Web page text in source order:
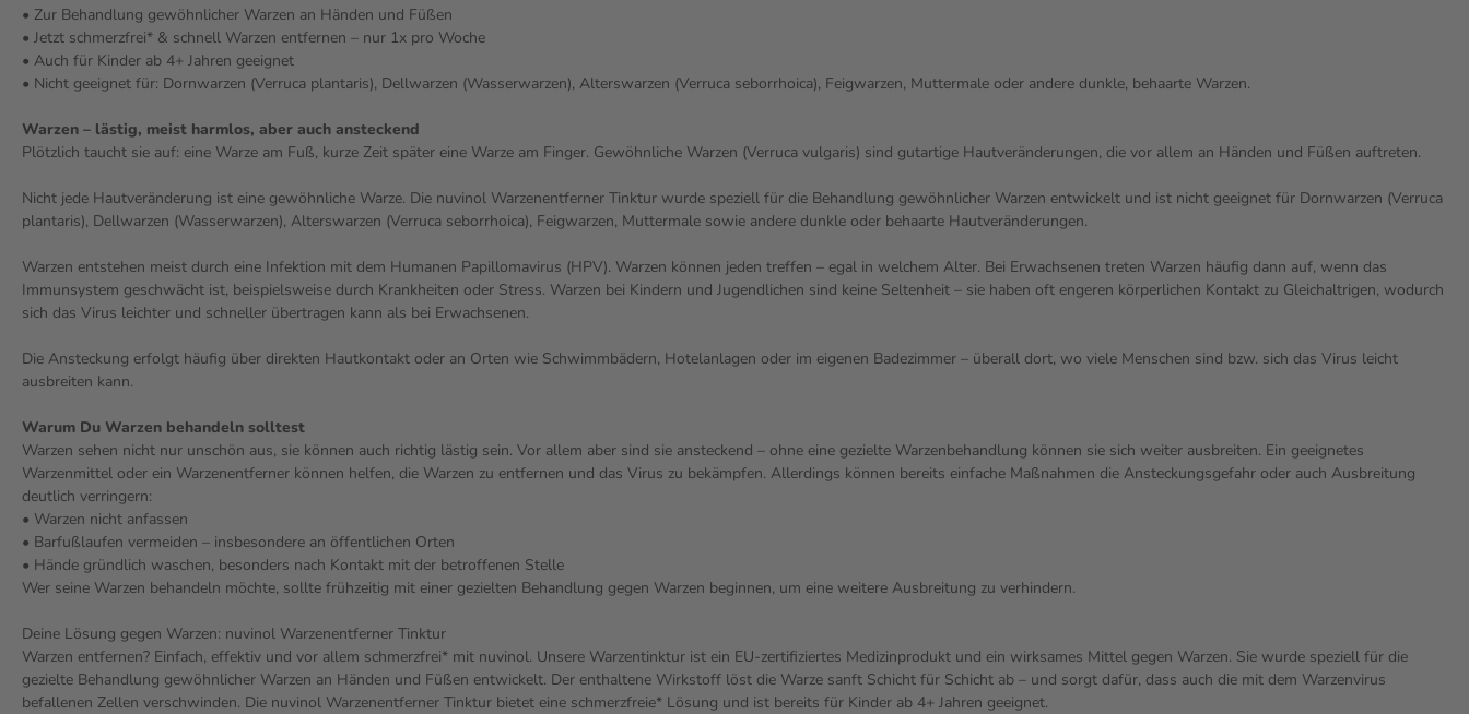
• Zur Behandlung gewöhnlicher Warzen an Händen und Füßen
• Jetzt schmerzfrei* & schnell Warzen entfernen – nur 1x pro Woche
• Auch für Kinder ab 4+ Jahren geeignet
• Nicht geeignet für: Dornwarzen (Verruca plantaris), Dellwarzen (Wasserwarzen), Alterswarzen (Verruca seborrhoica), Feigwarzen, Muttermale oder andere dunkle, behaarte Warzen.
Warzen – lästig, meist harmlos, aber auch ansteckend
Plötzlich taucht sie auf: eine Warze am Fuß, kurze Zeit später eine Warze am Finger. Gewöhnliche Warzen (Verruca vulgaris) sind gutartige Hautveränderungen, die vor allem an Händen und Füßen auftreten.
Nicht jede Hautveränderung ist eine gewöhnliche Warze. Die nuvinol Warzenentferner Tinktur wurde speziell für die Behandlung gewöhnlicher Warzen entwickelt und ist nicht geeignet für Dornwarzen (Verruca
plantaris), Dellwarzen (Wasserwarzen), Alterswarzen (Verruca seborrhoica), Feigwarzen, Muttermale sowie andere dunkle oder behaarte Hautveränderungen.
Warzen entstehen meist durch eine Infektion mit dem Humanen Papillomavirus (HPV). Warzen können jeden treffen – egal in welchem Alter. Bei Erwachsenen treten Warzen häufig dann auf, wenn das
Immunsystem geschwächt ist, beispielsweise durch Krankheiten oder Stress. Warzen bei Kindern und Jugendlichen sind keine Seltenheit – sie haben oft engeren körperlichen Kontakt zu Gleichaltrigen, wodurch
sich das Virus leichter und schneller übertragen kann als bei Erwachsenen.
Die Ansteckung erfolgt häufig über direkten Hautkontakt oder an Orten wie Schwimmbädern, Hotelanlagen oder im eigenen Badezimmer – überall dort, wo viele Menschen sind bzw. sich das Virus leicht
ausbreiten kann.
Warum Du Warzen behandeln solltest
Warzen sehen nicht nur unschön aus, sie können auch richtig lästig sein. Vor allem aber sind sie ansteckend – ohne eine gezielte Warzenbehandlung können sie sich weiter ausbreiten. Ein geeignetes
Warzenmittel oder ein Warzenentferner können helfen, die Warzen zu entfernen und das Virus zu bekämpfen. Allerdings können bereits einfache Maßnahmen die Ansteckungsgefahr oder auch Ausbreitung
deutlich verringern:
• Warzen nicht anfassen
• Barfußlaufen vermeiden – insbesondere an öffentlichen Orten
• Hände gründlich waschen, besonders nach Kontakt mit der betroffenen Stelle
Wer seine Warzen behandeln möchte, sollte frühzeitig mit einer gezielten Behandlung gegen Warzen beginnen, um eine weitere Ausbreitung zu verhindern.
Deine Lösung gegen Warzen: nuvinol Warzenentferner Tinktur
Warzen entfernen? Einfach, effektiv und vor allem schmerzfrei* mit nuvinol. Unsere Warzentinktur ist ein EU-zertifiziertes Medizinprodukt und ein wirksames Mittel gegen Warzen. Sie wurde speziell für die
gezielte Behandlung gewöhnlicher Warzen an Händen und Füßen entwickelt. Der enthaltene Wirkstoff löst die Warze sanft Schicht für Schicht ab – und sorgt dafür, dass auch die mit dem Warzenvirus
befallenen Zellen verschwinden. Die nuvinol Warzenentferner Tinktur bietet eine schmerzfreie* Lösung und ist bereits für Kinder ab 4+ Jahren geeignet.